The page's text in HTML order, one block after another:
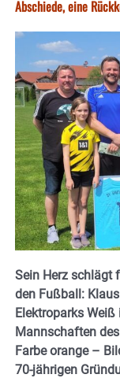
Abschiede, eine
Sein Herz schlägt
den Fußball:
Elektroparks Weiß
Mannschaften
Farbe orange –
70-jährigen